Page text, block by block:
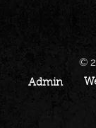
©
Admin